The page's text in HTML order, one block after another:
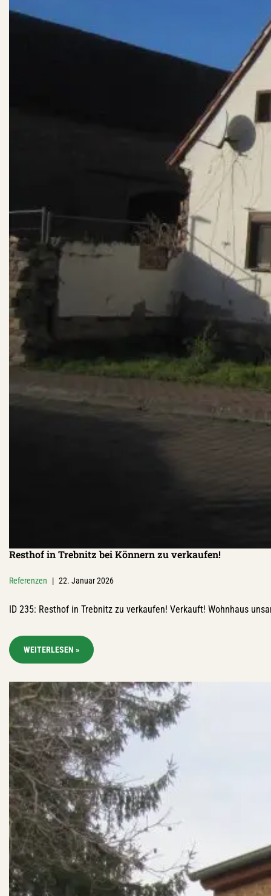
Resthof in Trebnitz bei Könnern zu verkaufen!
Referenzen 22. Januar 2026
ID 235: Resthof in Trebnitz zu verkaufen! Verkauft! Wohnhaus
WEITERLESEN »